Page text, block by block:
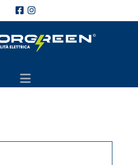
Navigation